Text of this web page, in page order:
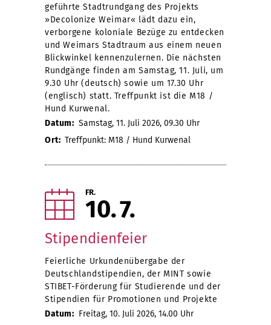
geführte Stadtrundgang des Projekts
»Decolonize Weimar« lädt dazu ein,
verborgene koloniale Bezüge zu entdecken
und Weimars Stadtraum aus einem neuen
Blickwinkel kennenzulernen. Die nächsten
Rundgänge finden am Samstag, 11. Juli, um
9.30 Uhr (deutsch) sowie um 17.30 Uhr
(englisch) statt. Treffpunkt ist die M18 /
Hund Kurwenal.
Datum: Samstag, 11. Juli 2026, 09.30 Uhr
Ort: Treffpunkt: M18 / Hund Kurwenal
FR.
10 7
Stipendienfeier
Feierliche Urkundenübergabe der
Deutschlandstipendien, der MINT sowie
STIBET-Förderung für Studierende und der
Stipendien für Promotionen und Projekte
Datum: Freitag, 10. Juli 2026, 14.00 Uhr